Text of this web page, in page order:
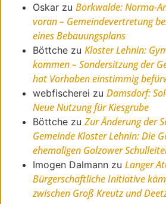
Oskar zuBorkwalde: Norma-
voran – Gemeindevertretung
eines Bebauungsplans
Böttche zuKloster Lehnin:
kommen – Sondersitzung der
hat Vorhaben einstimmig
webfischerei zuDamsdorf:
Neue Nutzung für Kiesgrube
Böttche zuZur Änderung der
Gemeinde Kloster Lehnin: Die
ehemaligen Golzower
Imogen Dalmann zuLanger
Bürgerschaftliche Initiative
zwischen Groß Kreutz und